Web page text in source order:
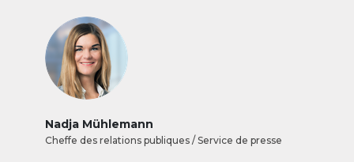
Nadja Mühlemann
Cheffe des relations publiques / Service de presse